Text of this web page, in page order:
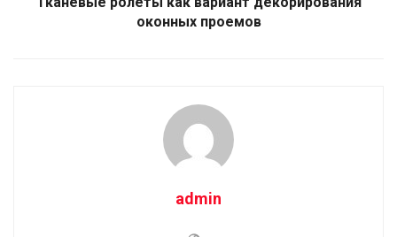
оконных проемов
admin